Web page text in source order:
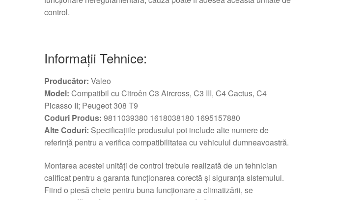
control.
Informații Tehnice:
Producător: Valeo
Model: Compatibil cu Citroên C3 Aircross, C3 III, C4 Cactus, C4
Picasso II; Peugeot 308 T9
Coduri Produs: 9811039380 1618038180 1695157880
Alte Coduri: Specificațiile produsului pot include alte numere de
referință pentru a verifica compatibilitatea cu vehiculul dumneavoastră.
Montarea acestei unități de control trebuie realizată de un tehnician
calificat pentru a garanta funcționarea corectă și siguranța sistemului.
Fiind o piesă cheie pentru buna funcționare a climatizării, se